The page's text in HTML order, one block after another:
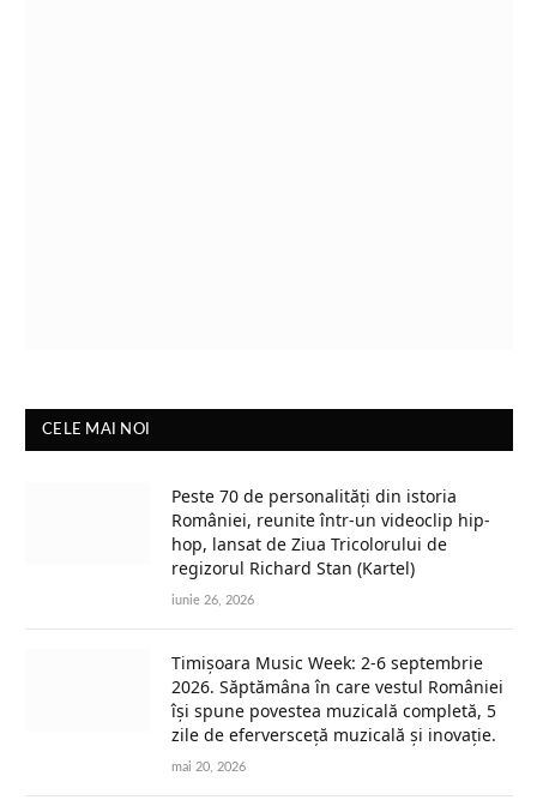
CELE MAI NOI
Peste 70 de personalități din istoria
României, reunite într-un videoclip hip-
hop, lansat de Ziua Tricolorului de
regizorul Richard Stan (Kartel)
iunie 26, 2026
Timișoara Music Week: 2-6 septembrie
2026. Săptămâna în care vestul României
își spune povestea muzicală completă, 5
zile de eferversceță muzicală și inovație.
mai 20, 2026